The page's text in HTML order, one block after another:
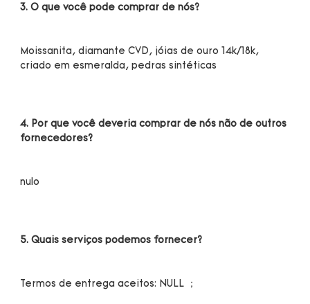
Moissanita, diamante CVD, jóias de ouro 14k/18k,
4. Por que você deveria comprar de nós não de outros